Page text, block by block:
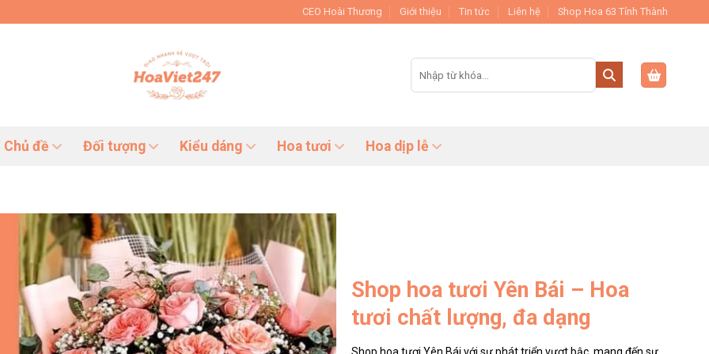
CEO Hoài Thương Giới thiệu Tin tức Liên hệ Shop Hoa 63 Tỉnh Thành
Tìm
kiếm:
Chủ đề Đối tượng Kiểu dáng Hoa tươi Hoa dịp lễ
Shop hoa tươi Yên Bái – Hoa
tươi chất lượng, đa dạng
Shop hoa tươi Yên Bái với sự phát triển vượt bậc, mang đến sự